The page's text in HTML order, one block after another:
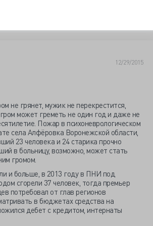
12/29/2015
не грянет, мужик не перекрестится,
может греметь не один год и даже не
Пожар в психоневрологическом
села Алфёровка Воронежской области,
23 человека и 24 старика прочно
в больницу, возможно, может стать
громом.
и больше, в 2013 году в ПНИ под
сгорели 37 человек, тогда премьер
потребовал от глав регионов
в бюджетах средства на
дебет с кредитом, интернаты